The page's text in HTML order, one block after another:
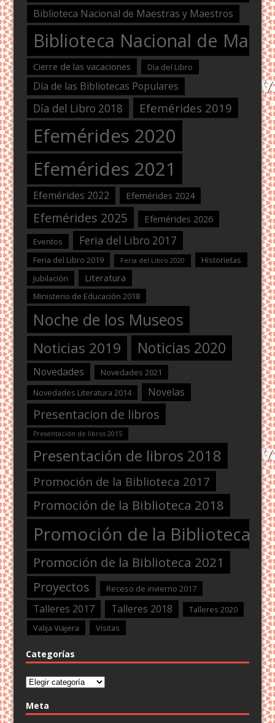
Biblioteca Nacional de Maestras y Maestros
Biblioteca Nacional de
Cierre de las vacaciones Dìa del Libro
Día de las Bibliotecas Populares
Día del Libro 2018 Efemérides 2019
Efemérides 2020
Efemérides 2021
Efemérides 2022 Efemérides 2024
Efemérides 2025 Efemérides 2026
Eventos Feria del Libro 2017
Feria del Libro 2019 Feria del Libro 2020
Historietas
Jubilación
Literatura
Ministerio de Educación 2018
Noche de los Museos
Noticias 2019 Noticias 2020
Novedades
Novedades 2021
Novedades Literatura 2014
Novelas
Presentacion de libros
Presentación de libros 2015
Presentación de libros 2018
Promoción de la Biblioteca 2017
Promoción de la Biblioteca 2018
Promoción de la Biblioteca
Promoción de la Biblioteca 2021
Proyectos Receso de invierno 2017
Talleres 2017 Talleres 2018
Talleres 2020
Valija Viajera
Visitas
Categorías
Categorías
Meta